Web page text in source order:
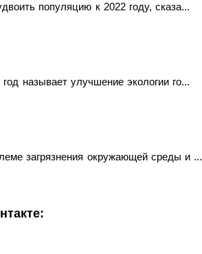
популяцию к 2022 году, сказа...
называет улучшение экологии го...
загрязнения окружающей среды и ...